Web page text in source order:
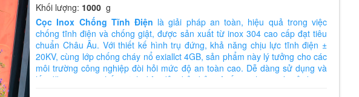
Khối lượng: 1000 g
Cọc Inox Chống Tĩnh Điện là giải pháp an toàn, hiệu quả trong việc
chống tĩnh điện và chống giật, được sản xuất từ inox 304 cao cấp đạt tiêu
chuẩn Châu Âu. Với thiết kế hình trụ đứng, khả năng chịu lực tĩnh điện ±
20KV, cùng lớp chống cháy nổ exiallct 4GB, sản phẩm này lý tưởng cho các
môi trường công nghiệp đòi hỏi mức độ an toàn cao. Dễ dàng sử dụng và
lắp đặt, cọc inox chống tĩnh điện đảm bảo bảo vệ tối ưu cho người sử dụng.